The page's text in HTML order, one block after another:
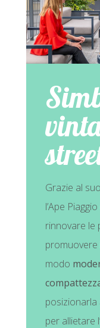
Grazie al suo
l’Ape
rinnovare le
modo
posizionarla
per allietare